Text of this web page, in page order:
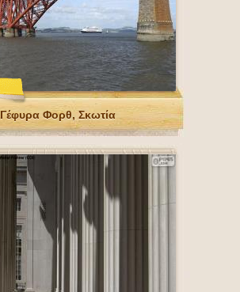
Γέφυρα Φορθ, Σκωτία